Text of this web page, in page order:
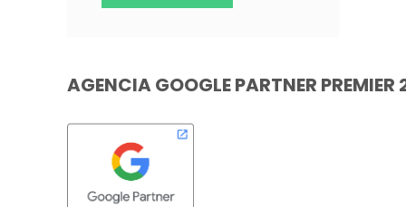
AGENCIA GOOGLE PARTNER PREMIER